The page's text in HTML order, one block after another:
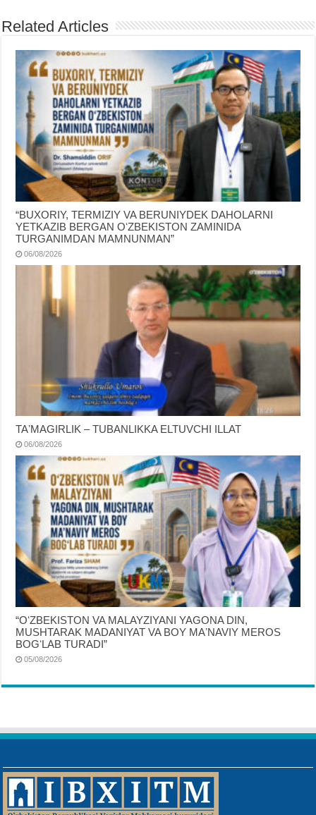
Related Articles
“BUXORIY, TERMIZIY VA BERUNIYDEK DAHOLARNI
YETKAZIB BERGAN OʻZBEKISTON ZAMINIDA
TURGANIMDAN MAMNUNMAN”
06/08/2026
TAʼMAGIRLIK – TUBANLIKKA ELTUVCHI ILLAT
06/08/2026
“OʻZBEKISTON VA MALAYZIYANI YAGONA DIN,
MUSHTARAK MADANIYAT VA BOY MAʼNAVIY MEROS
BOGʻLAB TURADI”
05/08/2026